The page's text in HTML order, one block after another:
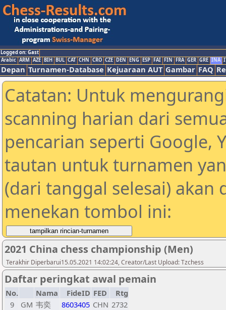
Logged on: Gast
Arabic ARM AZE BIH BUL CAT CHN CRO CZE DEN ENG ESP FAI FIN FRA GER GRE INA
Depan Turnamen-Database Kejuaraan AUT Gambar FAQ
Catatan: Untuk
scanning harian dari
pencarian seperti Google,
tautan untuk turnamen
(dari tanggal selesai) akan
menekan tombol ini:
2021 China chess championship (Men)
Terakhir Diperbarui15.05.2021 14:02:24, Creator/Last Upload: Tzchess
Daftar peringkat awal pemain
No. Nama FideID FED
Rtg
9
GM 韦奕 8603405 CHN 2732